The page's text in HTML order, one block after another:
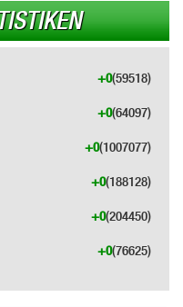
(59518)
+0
(64097)
+0
(1007077)
+0
(188128)
+0
(204450)
+0
(76625)
+0